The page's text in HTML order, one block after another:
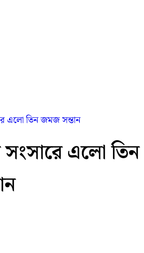
এলো তিন জমজ সন্তান
এলো তিন